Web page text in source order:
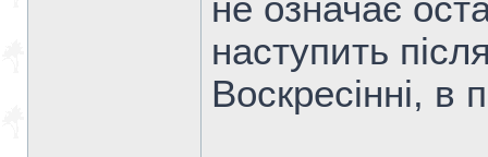
не означає
наступить
Воскресінні, в